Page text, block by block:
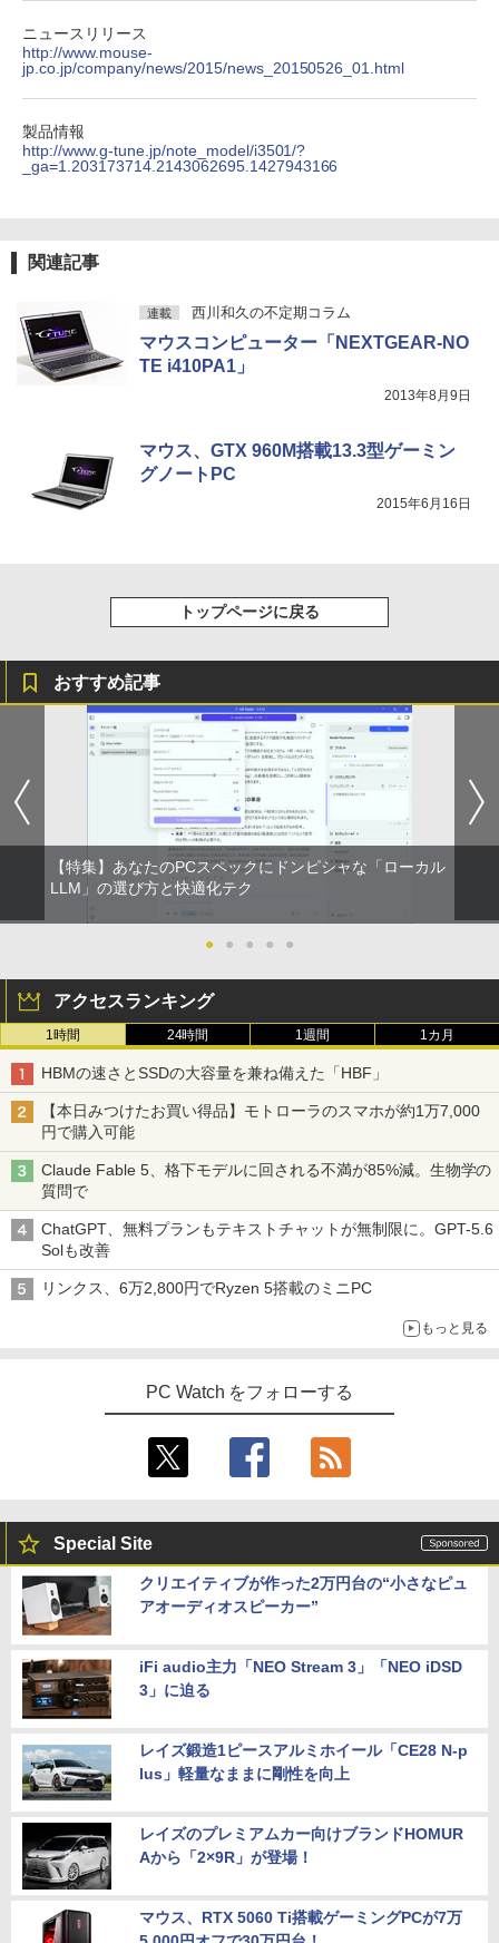
ニュースリリース
http://www.mouse-
jp.co.jp/company/news/2015/news_20150526_01.html
製品情報
http://www.g-tune.jp/note_model/i3501/?
_ga=1.203173714.2143062695.1427943166
関連記事
連載 西川和久の不定期コラム
マウスコンピューター「NEXTGEAR-NO
TE i410PA1」
2013年8月9日
マウス、GTX 960M搭載13.3型ゲーミン
グノートPC
2015年6月16日
トップページに戻る
おすすめ記事
【特集】あなたのPCスペックにドンピシャな「ローカル
LLM」の選び方と快適化テク
● ● ● ● ●
アクセスランキング
1時間 24時間 1週間 1カ月
HBMの速さとSSDの大容量を兼ね備えた「HBF」
【本日みつけたお買い得品】モトローラのスマホが約1万7,000
円で購入可能
Claude Fable 5、格下モデルに回される不満が85%減。生物学の
質問で
ChatGPT、無料プランもテキストチャットが無制限に。GPT-5.6
Solも改善
リンクス、6万2,800円でRyzen 5搭載のミニPC
もっと見る
PC Watch をフォローする
Special Site
クリエイティブが作った2万円台の“小さなピュ
アオーディオスピーカー”
iFi audio主力「NEO Stream 3」「NEO iDSD
3」に迫る
レイズ鍛造1ピースアルミホイール「CE28 N-p
lus」軽量なままに剛性を向上
レイズのプレミアムカー向けブランドHOMUR
Aから「2×9R」が登場！
マウス、RTX 5060 Ti搭載ゲーミングPCが7万